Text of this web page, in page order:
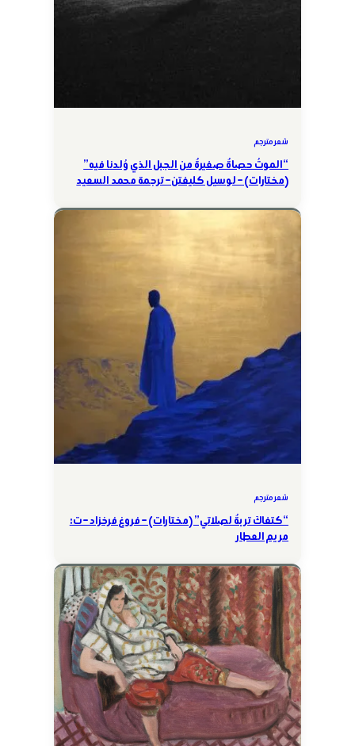
شعر مترجم
“الموتُ حصاةٌ صغيرةٌ من الجبل الذي وُلدنا فيه”
(مختارات) – لوسيل كليفتن – ترجمة محمد السعيد
شعر مترجم
“كتفاكَ تربةٌ لصلاتي” (مختارات) – فروغ فرخزاد – ت:
مريم العطار